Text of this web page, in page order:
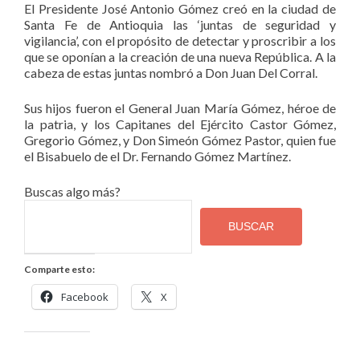
El Presidente José Antonio Gómez creó en la ciudad de
Santa Fe de Antioquia las ‘juntas de seguridad y
vigilancia’, con el propósito de detectar y proscribir a los
que se oponían a la creación de una nueva República. A la
cabeza de estas juntas nombró a Don Juan Del Corral.
Sus hijos fueron el General Juan María Gómez, héroe de
la patria, y los Capitanes del Ejército Castor Gómez,
Gregorio Gómez, y Don Simeón Gómez Pastor, quien fue
el Bisabuelo de el Dr. Fernando Gómez Martínez.
Buscas algo más?
BUSCAR
Comparte esto:
Facebook X